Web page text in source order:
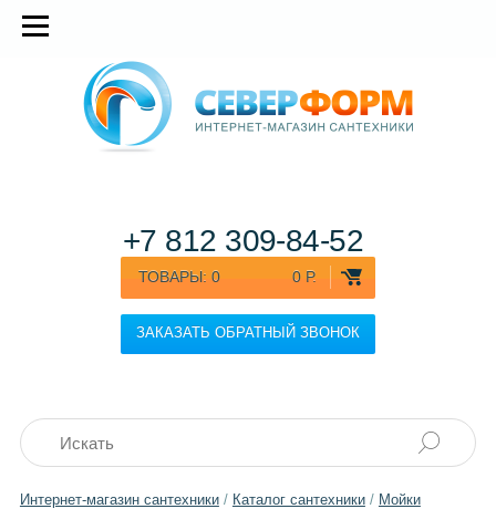
ТОВАРЫ: 0 0 Р.
ЗАКАЗАТЬ ОБРАТНЫЙ ЗВОНОК
+7 812 309-84-52
Интернет-магазин сантехники/ Каталог сантехники/ Мойки